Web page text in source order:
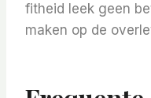
fitheid leek geen
maken op de